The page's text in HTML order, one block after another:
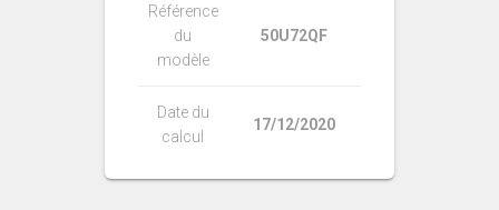
Référence
du
modèle
50U72QF
Date du
calcul
17/12/2020